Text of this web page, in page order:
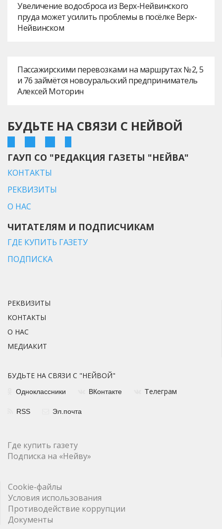
Увеличение водосброса из Верх-Нейвинского
пруда может усилить проблемы в посёлке Верх-
Нейвинском
Пассажирскими перевозками на маршрутах № 2, 5
и 76 займётся новоуральский предприниматель
Алексей Моторин
БУДЬТЕ НА СВЯЗИ С НЕЙВОЙ
ГАУП СО "РЕДАКЦИЯ ГАЗЕТЫ "НЕЙВА"
КОНТАКТЫ
РЕКВИЗИТЫ
О НАС
ЧИТАТЕЛЯМ И ПОДПИСЧИКАМ
ГДЕ КУПИТЬ ГАЗЕТУ
ПОДПИСКА
РЕКВИЗИТЫ
КОНТАКТЫ
О НАС
МЕДИАКИТ
БУДЬТЕ НА СВЯЗИ С "НЕЙВОЙ"
Одноклассники ВКонтакте Телеграм
RSS Эл.почта
Где купить газету
Подписка на «Нейву»
Cookie-файлы
Условия использования
Противодействие коррупции
Документы